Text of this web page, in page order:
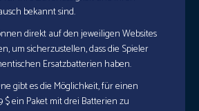
bekannt sind.
direkt auf den jeweiligen Websites
um sicherzustellen, dass die Spieler
Ersatzbatterien haben.
gibt es die Möglichkeit, für einen
$ ein Paket mit drei Batterien zu